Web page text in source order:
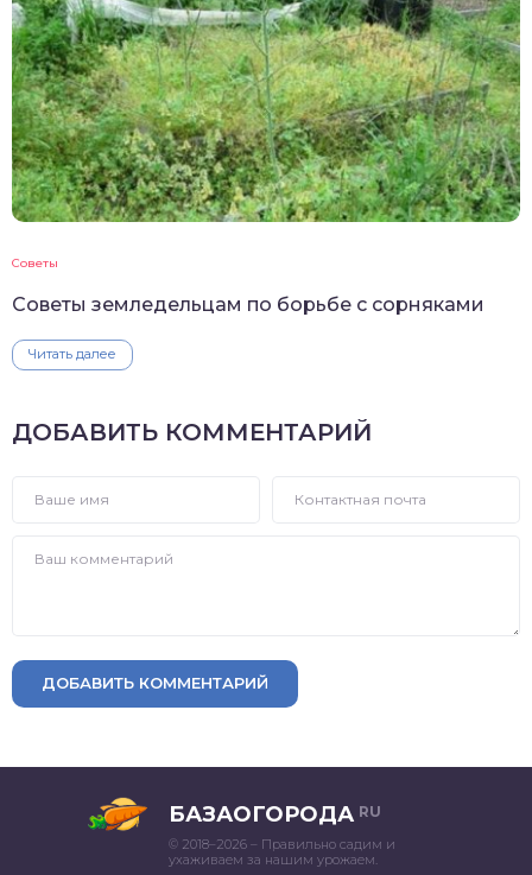
Советы
Советы земледельцам по борьбе с сорняками
Читать далее
ДОБАВИТЬ КОММЕНТАРИЙ
ДОБАВИТЬ КОММЕНТАРИЙ
БАЗАОГОРОДА RU
© 2018–2026 – Правильно садим и
ухаживаем за нашим урожаем.